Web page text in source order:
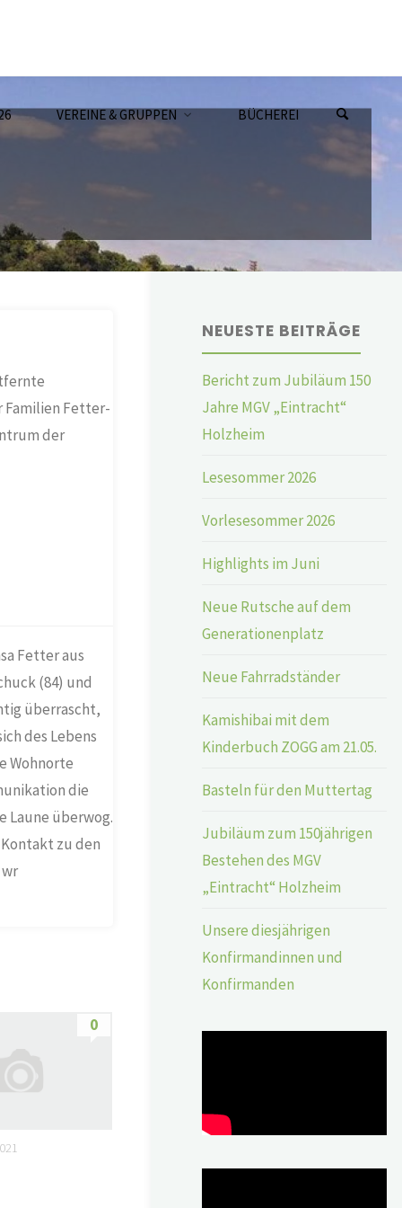
VEREINE & GRUPPEN BÜCHEREI
Familien Fetter-
der
Fetter aus
(84) und
überrascht,
des Lebens
Wohnorte
die
Laune überwog.
zu den
0
NEUESTE BEITRÄGE
Bericht zum Jubiläum 150
Jahre MGV „Eintracht“
Holzheim
Lesesommer 2026
Vorlesesommer 2026
Highlights im Juni
Neue Rutsche auf dem
Generationenplatz
Neue Fahrradständer
Kamishibai mit dem
Kinderbuch ZOGG am 21.05.
Basteln für den Muttertag
Jubiläum zum 150jährigen
Bestehen des MGV
„Eintracht“ Holzheim
Unsere diesjährigen
Konfirmandinnen und
Konfirmanden